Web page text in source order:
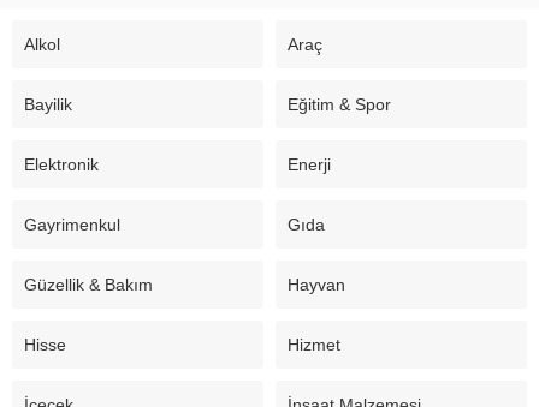
Alkol Araç
Bayilik Eğitim & Spor
Elektronik Enerji
Gayrimenkul Gıda
Güzellik & Bakım Hayvan
Hisse Hizmet